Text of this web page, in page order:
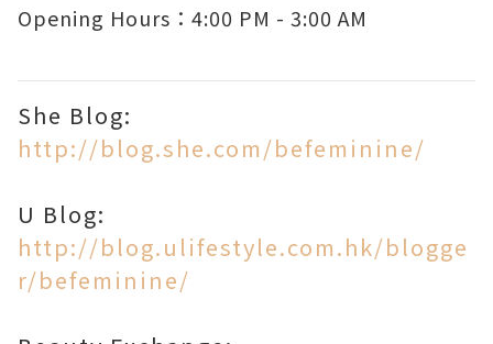
Opening Hours：4:00 PM - 3:00 AM
She Blog:
http://blog.she.com/befeminine/
U Blog:
http://blog.ulifestyle.com.hk/blogge
r/befeminine/